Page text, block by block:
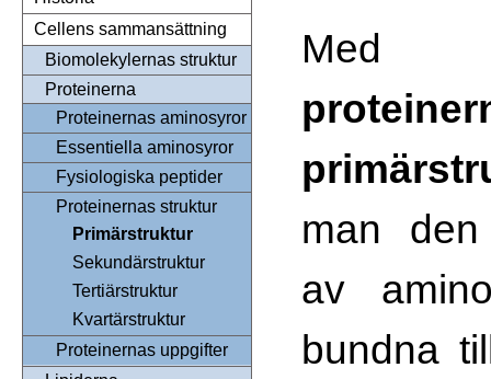
Cellens sammansättning
Biomolekylernas struktur
Proteinerna
Proteinernas aminosyror
Essentiella aminosyror
Fysiologiska peptider
Proteinernas struktur
Primärstruktur
Sekundärstruktur
Tertiärstruktur
Kvartärstruktur
Proteinernas uppgifter
Med
man
av
bundna